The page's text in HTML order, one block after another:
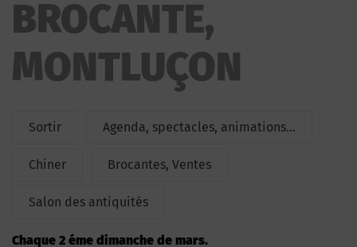
BROCANTE,
MONTLUÇON
Sortir Agenda, spectacles, animations...
Chiner Brocantes, Ventes
Salon des antiquités
Chaque 2 éme dimanche de mars.